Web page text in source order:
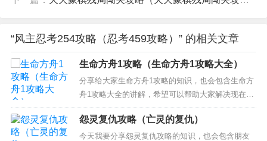
“风主忍考254攻略（忍考459攻略）” 的相关文章
生命方舟1攻略（生命方舟1攻略大全）
分享给大家生命方舟1攻略的知识，也会包含生命方
舟1攻略大全的讲解，希望可以帮助大家解决现在的
问题！ 本文目录一览： 1、生命方舟1怎么开石门
2、求小游戏生命方舟1的秘诀 3、生命方舟1攻略
4、生命方舟1秘籍 生命方舟1怎么开石门 1.点中间
怨灵复仇攻略（亡灵的复仇）
今天我要分享怨灵复仇攻略的知识，也会包含朋友